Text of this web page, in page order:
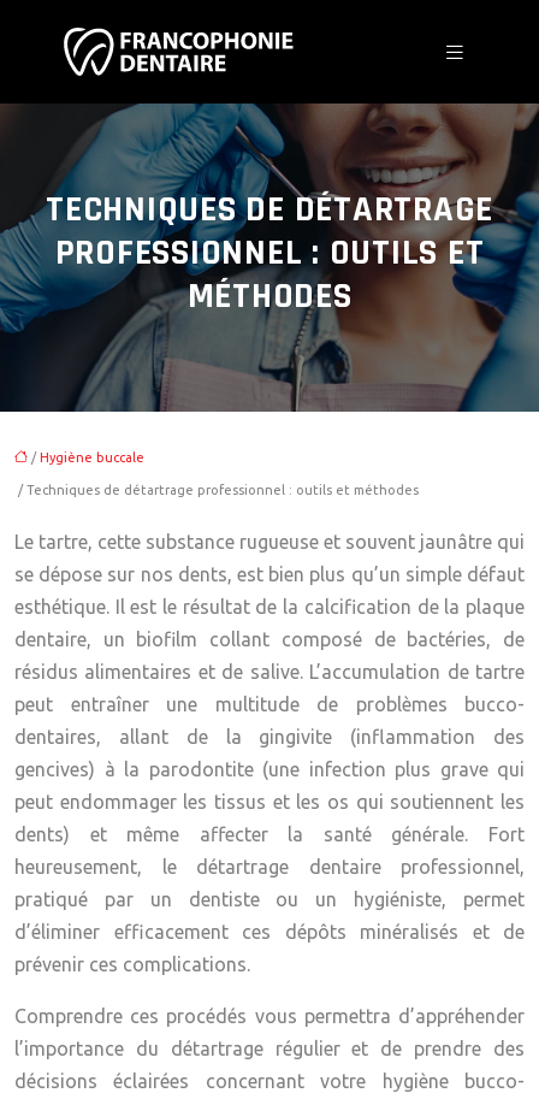
TECHNIQUES DE DÉTARTRAGE
PROFESSIONNEL : OUTILS ET
MÉTHODES
/Hygiène buccale
/ Techniques de détartrage professionnel : outils et méthodes
Le tartre, cette substance rugueuse et souvent jaunâtre qui
se dépose sur nos dents, est bien plus qu’un simple défaut
esthétique. Il est le résultat de la calcification de la plaque
dentaire, un biofilm collant composé de bactéries, de
résidus alimentaires et de salive. L’accumulation de tartre
peut entraîner une multitude de problèmes bucco-
dentaires, allant de la gingivite (inflammation des
gencives) à la parodontite (une infection plus grave qui
peut endommager les tissus et les os qui soutiennent les
dents) et même affecter la santé générale. Fort
heureusement, le détartrage dentaire professionnel,
pratiqué par un dentiste ou un hygiéniste, permet
d’éliminer efficacement ces dépôts minéralisés et de
prévenir ces complications.
Comprendre ces procédés vous permettra d’appréhender
l’importance du détartrage régulier et de prendre des
décisions éclairées concernant votre hygiène bucco-